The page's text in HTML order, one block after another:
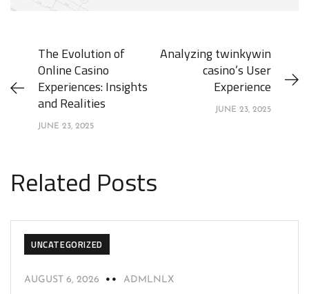
The Evolution of
Online Casino
Experiences: Insights
and Realities
JUNE 23, 2025
Analyzing twinkywin
casino’s User
Experience
JUNE 23, 2025
Related Posts
UNCATEGORIZED
AUGUST 6, 2026 ADMLNLX